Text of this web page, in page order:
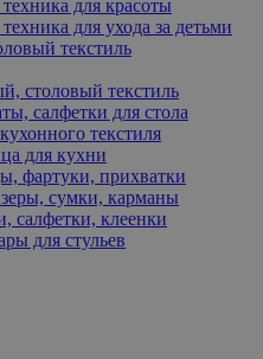
для красоты
для ухода за детьми
текстиль
столовый текстиль
салфетки для стола
текстиля
для кухни
фартуки, прихватки
сумки, карманы
салфетки, клеенки
для стульев